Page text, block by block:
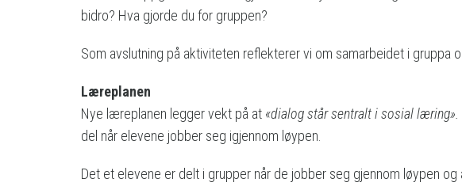
bidro? Hva gjorde du for gruppen?
Som avslutning på aktiviteten reflekterer vi om samarbeidet i gruppa
Læreplanen
Nye læreplanen legger vekt på at «dialog står sentralt i sosial læring».
del når elevene jobber seg igjennom løypen.
Det et elevene er delt i grupper når de jobber seg gjennom løypen